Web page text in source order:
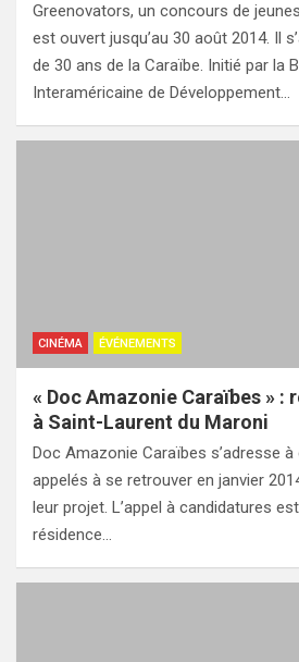
Greenovators, un concours de
est ouvert jusqu’au 30 août 2014. Il
de 30 ans de la Caraïbe. Initié par la
Interaméricaine de Développement…
CINÉMA ÉVÉNEMENTS
« Doc Amazonie Caraïbes » :
à Saint-Laurent du Maroni
Doc Amazonie Caraïbes s’adresse
appelés à se retrouver en janvier
leur projet. L’appel à candidatures
résidence…